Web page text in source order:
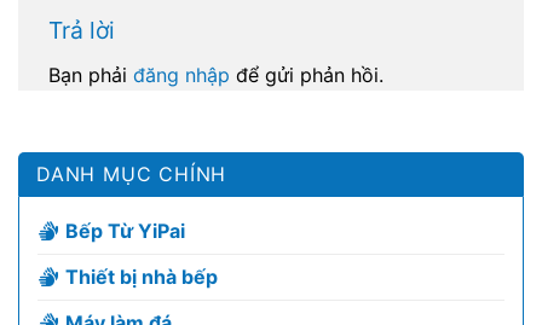
Trả lời
Bạn phải đăng nhập để gửi phản hồi.
DANH MỤC CHÍNH
Bếp Từ YiPai
Thiết bị nhà bếp